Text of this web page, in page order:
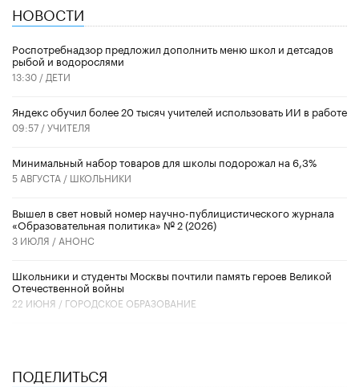
НОВОСТИ
Роспотребнадзор предложил дополнить меню школ и детсадов
рыбой и водорослями
13:30 / ДЕТИ
​Яндекс обучил более 20 тысяч учителей использовать ИИ в работе
09:57 /УЧИТЕЛЯ
Минимальный набор товаров для школы подорожал на 6,3%
5 АВГУСТА / ШКОЛЬНИКИ
Вышел в свет новый номер научно-публицистического журнала
«Образовательная политика» № 2 (2026)
3 ИЮЛЯ / АНОНС
Школьники и студенты Москвы почтили память героев Великой
Отечественной войны
22 ИЮНЯ / ГОРОДСКОЕ ОБРАЗОВАНИЕ
ПОДЕЛИТЬСЯ